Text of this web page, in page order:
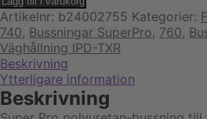
Stabilisatorstag
240/700/900
mängd
Artikelnr: b24002755 Kategorier:
740, Bussningar SuperPro, 760,
Väghållning IPD-TXR
Beskrivning
Ytterligare information
Beskrivning